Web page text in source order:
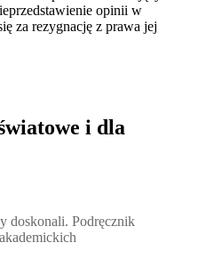
opinii w
za rezygnację z prawa jej
i dla
Podręcznik nauczycieli
doskonali. Podręcznik